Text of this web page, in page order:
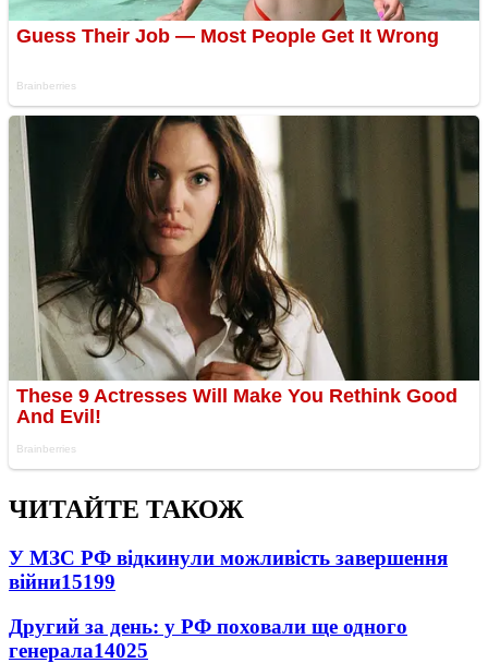
ЧИТАЙТЕ ТАКОЖ
У МЗС РФ відкинули можливість завершення
війни15199
Другий за день: у РФ поховали ще одного
генерала14025